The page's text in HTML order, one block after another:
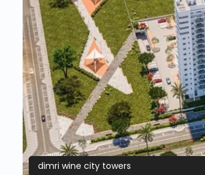
dimri wine city towers